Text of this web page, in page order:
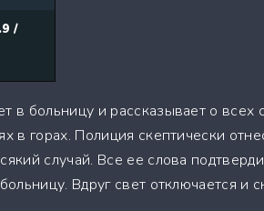
(34291)
/
в больницу и рассказывает о
в горах. Полиция скептически
случай. Все ее слова
Вдруг свет отключается и